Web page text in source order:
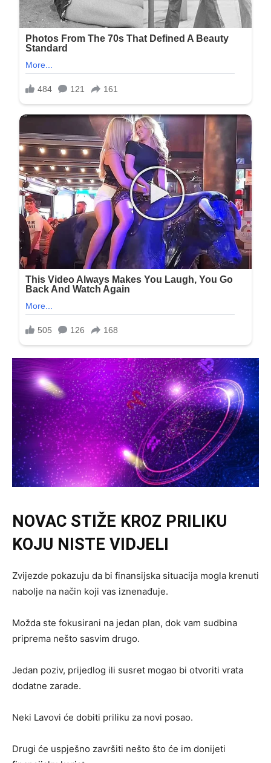
NOVAC STIŽE KROZ PRILIKU
KOJU NISTE VIDJELI
Zvijezde pokazuju da bi finansijska situacija mogla krenuti
nabolje na način koji vas iznenađuje.
Možda ste fokusirani na jedan plan, dok vam sudbina
priprema nešto sasvim drugo.
Jedan poziv, prijedlog ili susret mogao bi otvoriti vrata
dodatne zarade.
Neki Lavovi će dobiti priliku za novi posao.
Drugi će uspješno završiti nešto što će im donijeti